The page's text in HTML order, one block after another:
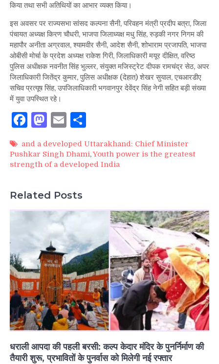
किया तथा सभी अतिथियों का आभार व्यक्त किया।
इस अवसर पर राज्यसभा सांसद कल्पना सैनी, परिवहन मंत्री प्रदीप बत्रा, जिला
पंचायत अध्यक्ष किरण चौधरी, भाजपा जिलाध्यक्ष मधु सिंह, रुड़की नगर निगम की
महापौर अनीता अग्रवाल, श्यामवीर सैनी, आदेश सैनी, शोभाराम प्रजापति, भाजपा
ओबीसी मोर्चा के प्रदेश अध्यक्ष राकेश गिरी, जिलाधिकारी मयूर दीक्षित, वरिष्ठ
पुलिस अधीक्षक नवनीत सिंह भुल्लर, संयुक्त मजिस्ट्रेट दीपक रामचंद्र सेठ, अपर
जिलाधिकारी जितेंद्र कुमार, पुलिस अधीक्षक (देहात) शेखर सुयाल, एचआरडीए
सचिव प्रत्यूष सिंह, उपजिलाधिकारी भगवानपुर देवेंद्र सिंह नेगी सहित बड़ी संख्या
में युवा उपस्थित रहे।
Facebook
Mastodon
Email
and a developed Uttarakhand: Chief Minister
Pushkar Singh Dhami,Youth power is the greatest
strength of a developed India
Related Posts
धराली आपदा की पहली बरसी: कल्प केदार मंदिर के पुनर्निर्माण की
तैयारी शुरू, प्रभावितों के पुनर्वास को मिलेगी नई रफ्तार